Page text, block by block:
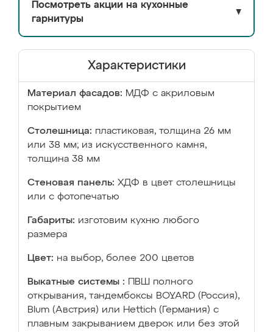
Посмотреть акции на кухонные
гарнитуры
▼
Характеристики
Материал фасадов: МДФ с акриловым
покрытием
Столешница: пластиковая, толщина 26 мм
или 38 мм; из искусственного камня,
толщина 38 мм
Стеновая панель: ХДФ в цвет столешницы
или с фотопечатью
Габариты: изготовим кухню любого
размера
Цвет: на выбор, более 200 цветов
Выкатные системы :
ПВШ полного
открывания, тандембоксы BOYARD (Россия),
Blum (Австрия) или Hettich (Германия) с
плавным закрыванием дверок или без этой